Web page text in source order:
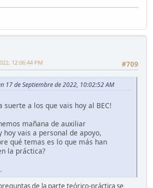
#709
12:06:44 PM
17 de Septiembre de 2022, 10:02:52 AM
suerte a los que vais hoy al BEC!
mañana de auxiliar
vais a personal de apoyo,
qué temas es lo que más han
la práctica?
de la parte teórico-práctica se